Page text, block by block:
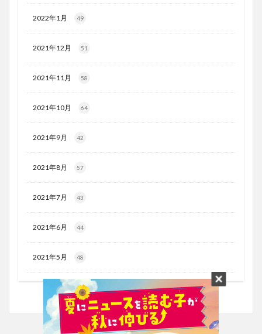
2022年1月 49
2021年12月 51
2021年11月 58
2021年10月 64
2021年9月 42
2021年8月 57
2021年7月 43
2021年6月 44
2021年5月 48